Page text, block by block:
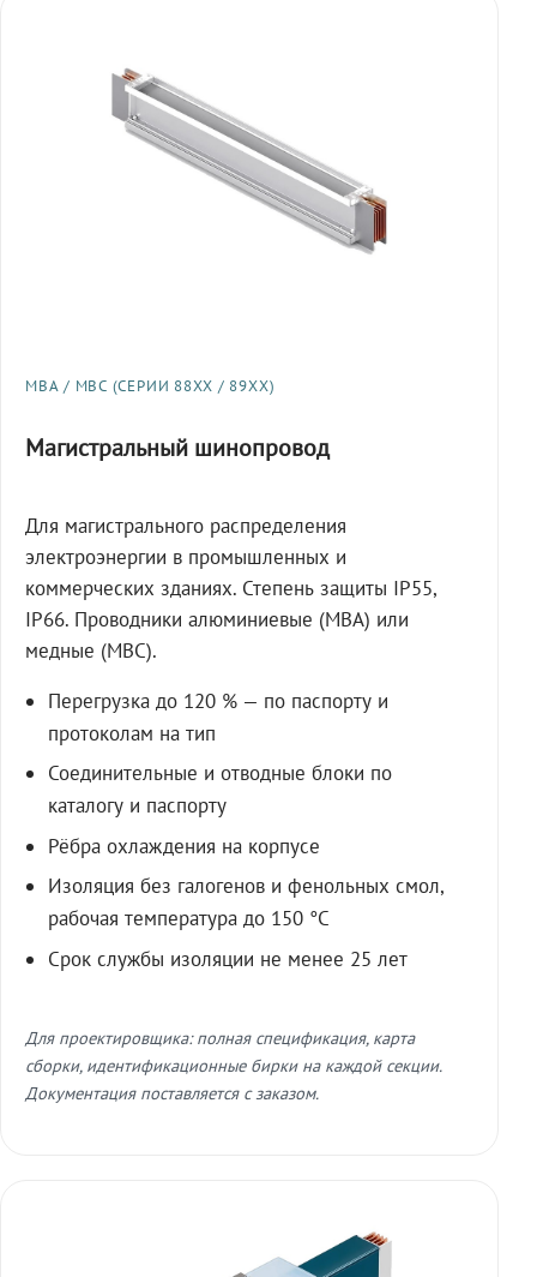
МВА / МВС (СЕРИИ 88XX / 89XX)
Магистральный шинопровод
Для магистрального распределения
электроэнергии в промышленных и
коммерческих зданиях. Степень защиты IP55,
IP66. Проводники алюминиевые (МВА) или
медные (МВС).
Перегрузка до 120 % — по паспорту и
протоколам на тип
Соединительные и отводные блоки по
каталогу и паспорту
Рёбра охлаждения на корпусе
Изоляция без галогенов и фенольных смол,
рабочая температура до 150 °C
Срок службы изоляции не менее 25 лет
Для проектировщика: полная спецификация, карта
сборки, идентификационные бирки на каждой секции.
Документация поставляется с заказом.